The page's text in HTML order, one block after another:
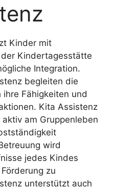
Kinder mit
Kindertagesstätte
Integration.
begleiten die
Fähigkeiten und
Kita Assistenz
am Gruppenleben
wird
jedes Kindes
zu
unterstützt auch